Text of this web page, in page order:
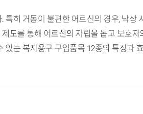
히 거동이 불편한 어르신의 경우, 낙상
도를 통해 어르신의 자립을 돕고 보호
는 복지용구 구입품목 12종의 특징과